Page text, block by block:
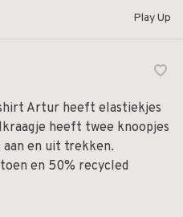
Play Up
Artur heeft elastiekjes
heeft twee knoopjes
en uit trekken.
en 50% recycled